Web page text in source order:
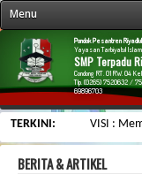
Menu
« Beranda
Profil Sekolah
Fasilitas Sekolah
Kegiatan Sekolah
Data Personalia
Pondok Pesantren
Yayasan Tarbiyatul
SMP Terpadu
Condong RT. 01 RW. 04
Tlp. (0265) 7520632 /
69896703
TERKINI: VISI :
BERITA & ARTIKEL